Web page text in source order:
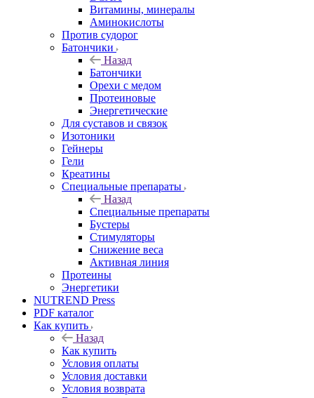
Витамины, минералы
Аминокислоты
Против судорог
Батончики
Назад
Батончики
Орехи с медом
Протеиновые
Энергетические
Для суставов и связок
Изотоники
Гейнеры
Гели
Креатины
Специальные препараты
Назад
Специальные препараты
Бустеры
Стимуляторы
Снижение веса
Активная линия
Протеины
Энергетики
NUTREND Press
PDF каталог
Как купить
Назад
Как купить
Условия оплаты
Условия доставки
Условия возврата